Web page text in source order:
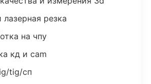
резка
на чпу
кд и cam
tig/сп